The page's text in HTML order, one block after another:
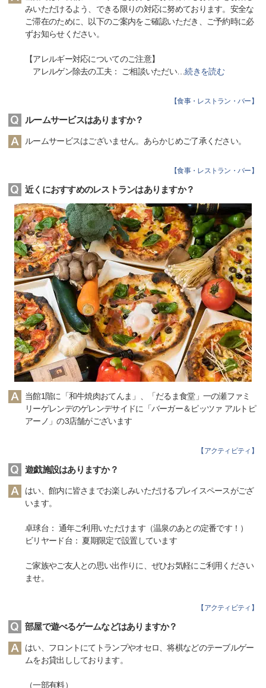
みいただけるよう、できる限りの対応に努めております。安全な
ご滞在のために、以下のご案内をご確認いただき、ご予約時に必
ずお知らせください。
【アレルギー対応についてのご注意】
アレルゲン除去の工夫： ご相談いただい…続きを読む
【食事・レストラン・バー 】
ルームサービスはありますか？
ルームサービスはございません。あらかじめご了承ください。
【食事・レストラン・バー 】
近くにおすすめのレストランはありますか？
当館1階に「和牛焼肉おてんま」、「だるま食堂」一の瀬ファミ
リーゲレンデのゲレンデサイドに「バーガー＆ピッツァ アルトピ
アーノ」の3店舗がございます
【 アクティビティ 】
遊戯施設はありますか？
はい、館内に皆さまでお楽しみいただけるプレイスペースがござ
います。
卓球台： 通年ご利用いただけます（温泉のあとの定番です！）
ビリヤード台： 夏期限定で設置しています
ご家族やご友人との思い出作りに、ぜひお気軽にご利用ください
ませ。
【 アクティビティ 】
部屋で遊べるゲームなどはありますか？
はい、フロントにてトランプやオセロ、将棋などのテーブルゲー
ムをお貸出ししております。
（一部有料）